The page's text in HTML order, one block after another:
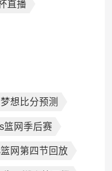
直播
想比分预测
篮网季后赛
网第四节回放